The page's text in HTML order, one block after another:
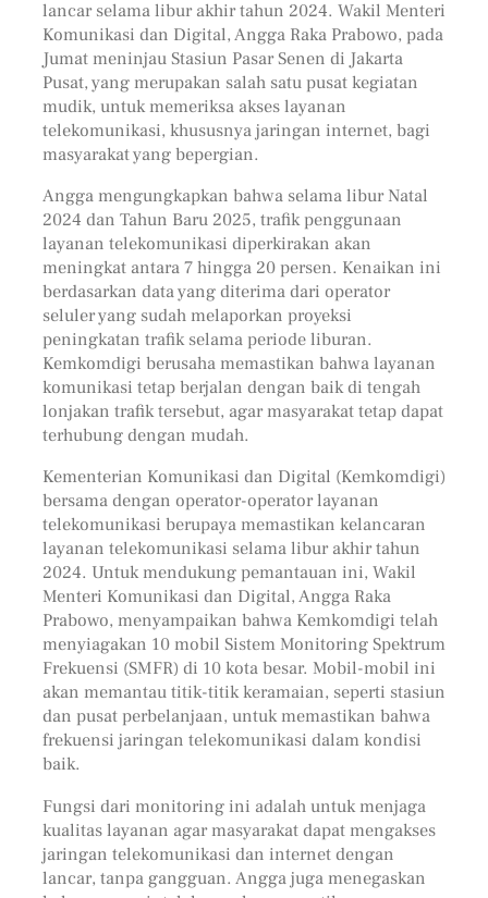
lancar selama libur akhir tahun 2024. Wakil Menteri
Komunikasi dan Digital, Angga Raka Prabowo, pada
Jumat meninjau Stasiun Pasar Senen di Jakarta
Pusat, yang merupakan salah satu pusat kegiatan
mudik, untuk memeriksa akses layanan
telekomunikasi, khususnya jaringan internet, bagi
masyarakat yang bepergian.
Angga mengungkapkan bahwa selama libur Natal
2024 dan Tahun Baru 2025, trafik penggunaan
layanan telekomunikasi diperkirakan akan
meningkat antara 7 hingga 20 persen. Kenaikan ini
berdasarkan data yang diterima dari operator
seluler yang sudah melaporkan proyeksi
peningkatan trafik selama periode liburan.
Kemkomdigi berusaha memastikan bahwa layanan
komunikasi tetap berjalan dengan baik di tengah
lonjakan trafik tersebut, agar masyarakat tetap dapat
terhubung dengan mudah.
Kementerian Komunikasi dan Digital (Kemkomdigi)
bersama dengan operator-operator layanan
telekomunikasi berupaya memastikan kelancaran
layanan telekomunikasi selama libur akhir tahun
2024. Untuk mendukung pemantauan ini, Wakil
Menteri Komunikasi dan Digital, Angga Raka
Prabowo, menyampaikan bahwa Kemkomdigi telah
menyiagakan 10 mobil Sistem Monitoring Spektrum
Frekuensi (SMFR) di 10 kota besar. Mobil-mobil ini
akan memantau titik-titik keramaian, seperti stasiun
dan pusat perbelanjaan, untuk memastikan bahwa
frekuensi jaringan telekomunikasi dalam kondisi
baik.
Fungsi dari monitoring ini adalah untuk menjaga
kualitas layanan agar masyarakat dapat mengakses
jaringan telekomunikasi dan internet dengan
lancar, tanpa gangguan. Angga juga menegaskan